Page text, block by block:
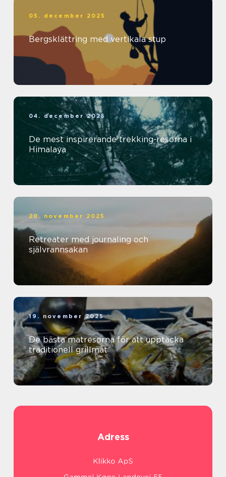
05. december 2025
Bergsklättring med vertikala stup
04. december 2025
De mest inspirerande trekking-resorna i
Himalaya
20. november 2025
Retreater med journaling och
självrannsakan
19. november 2025
De bästa matresorna för att upptäcka
traditionell grillmat
Adress